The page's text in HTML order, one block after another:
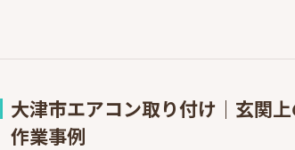
大津市エアコン取り付け｜玄関
作業事例